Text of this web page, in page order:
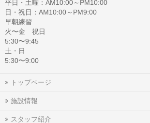
平日・土曜：AM10:00～PM10:00
日・祝日：AM10:00～PM9:00
早朝練習
火〜金 祝日
5:30〜9:45
土・日
5:30〜9:00
トップページ
施設情報
スタッフ紹介